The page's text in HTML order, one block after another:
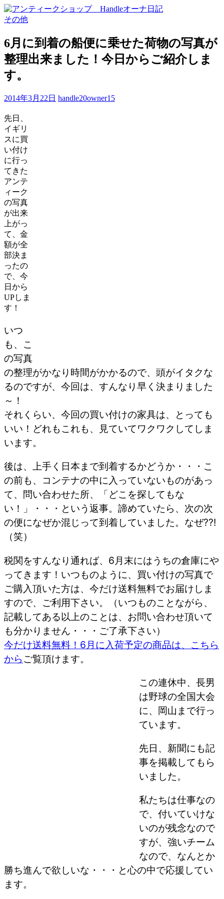
その他
6月に到着の船便に乗せた荷物の写真が
整理出来ました！今日からご紹介しま
す。
2014年3月22日 handle20owner15
先日、
イギリ
スに買
い付け
に行っ
てきた
アンテ
ィーク
の写真
が出来
上がっ
て、金
額が全
部決ま
ったの
で、今
日から
UPしま
す！
いつ
も、こ
の写真
の整理がかなり時間がかかるので、頭がイタクな
るのですが、今回は、すんなり早く決まりました
～！
それくらい、今回の買い付けの家具は、とっても
いい！どれもこれも、見ていてワクワクしてしま
います。
後は、上手く日本まで到着するかどうか・・・こ
の前も、コンテナの中に入っていないものがあっ
て、問い合わせた所、「どこを探してもな
い！」・・・という返事。諦めていたら、次の次
の便になぜか混じって到着していました。なぜ??!
（笑）
税関をすんなり通れば、6月末にはうちの倉庫にや
ってきます！いつものように、買い付けの写真で
ご購入頂いた方は、今だけ送料無料でお届けしま
すので、ご利用下さい。（いつものことながら、
記載してある以上のことは、お問い合わせ頂いて
も分かりません・・・ご了承下さい）
今だけ送料無料！6月に入荷予定の商品は、こちら
から ご覧頂けます。
この連休中、長男
は野球の全国大会
に、岡山まで行っ
ています。
先日、新聞にも記
事を掲載してもら
いました。
私たちは仕事なの
で、付いていけな
いのが残念なので
すが、強いチーム
なので、なんとか
勝ち進んで欲しいな・・・と心の中で応援してい
ます。